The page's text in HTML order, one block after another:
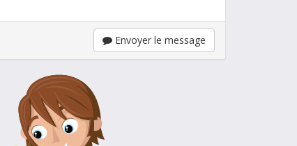
Envoyer le message